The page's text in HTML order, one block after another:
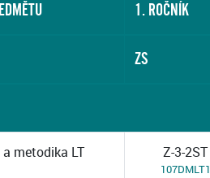
1. ROČNÍK
ZS
metodika LT Z-3-2ST
107DMLT1